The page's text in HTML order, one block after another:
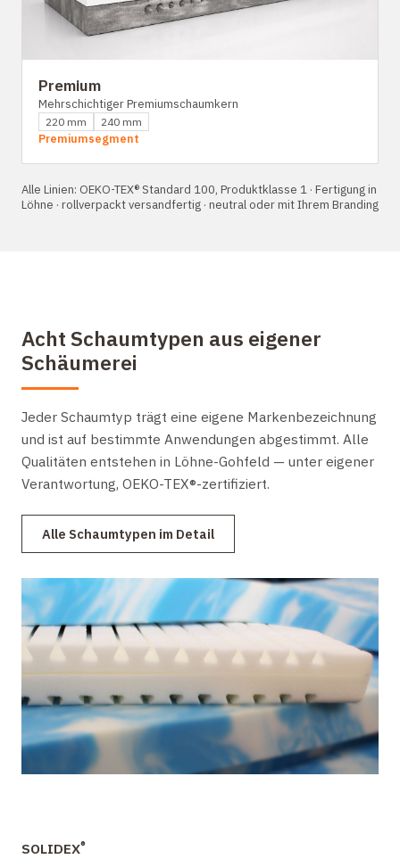
Premium
Mehrschichtiger Premiumschaumkern
220 mm 240 mm
Premiumsegment
Alle Linien: OEKO-TEX® Standard 100, Produktklasse 1 · Fertigung in
Löhne · rollverpackt versandfertig · neutral oder mit Ihrem Branding
Acht Schaumtypen aus eigener
Schäumerei
Jeder Schaumtyp trägt eine eigene Markenbezeichnung
und ist auf bestimmte Anwendungen abgestimmt. Alle
Qualitäten entstehen in Löhne-Gohfeld — unter eigener
Verantwortung, OEKO-TEX®-zertifiziert.
Alle Schaumtypen im Detail
SOLIDEX®